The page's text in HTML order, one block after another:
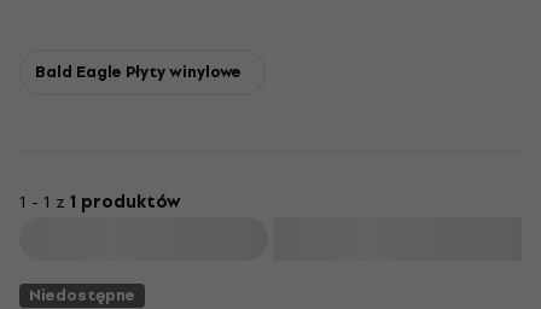
Bald Eagle Płyty winylowe
1 - 1 z 1 produktów
Niedostępne